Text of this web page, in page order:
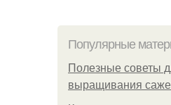
Популярные
Полезные советы
выращивания